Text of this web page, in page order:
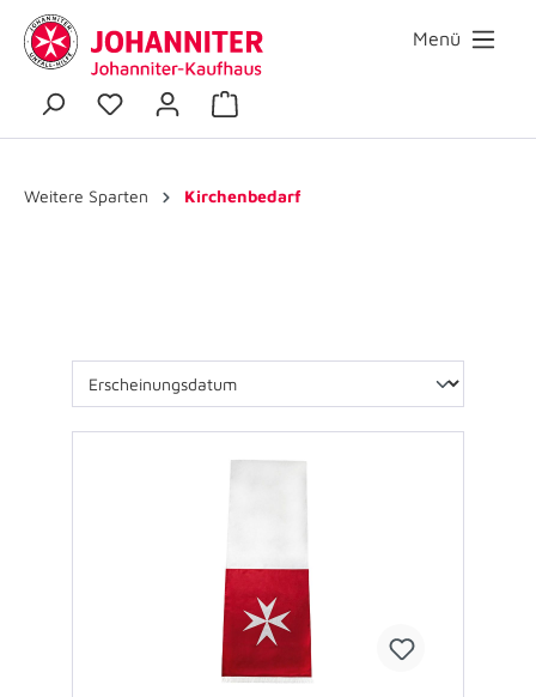
Menü
Weitere Sparten Kirchenbedarf